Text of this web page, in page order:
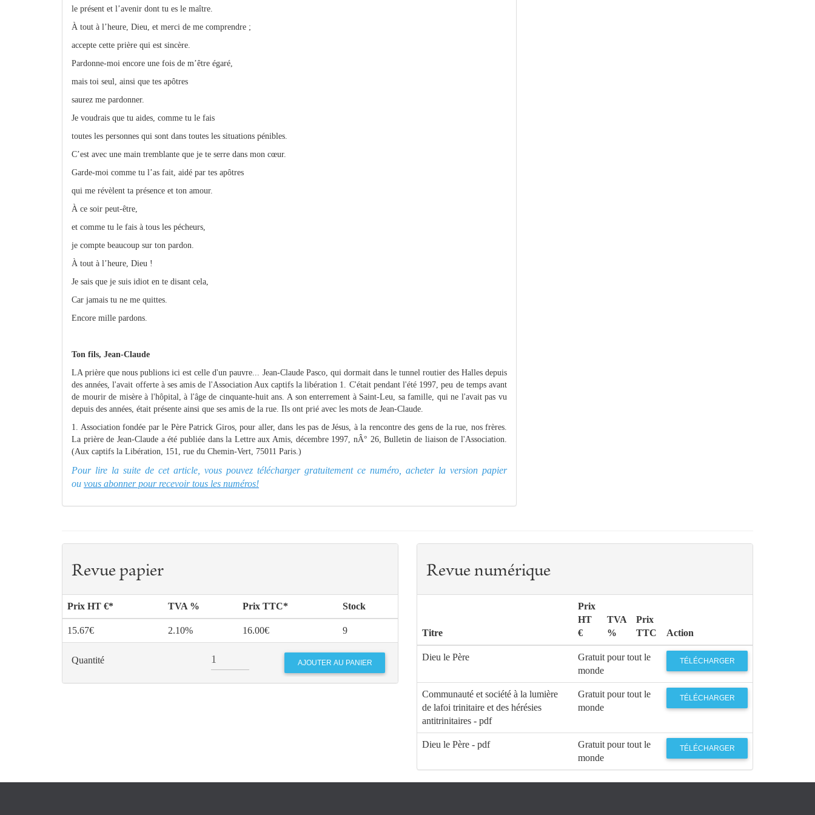
le présent et l’avenir dont tu es le maître.
À tout à l’heure, Dieu, et merci de me comprendre ;
accepte cette prière qui est sincère.
Pardonne-moi encore une fois de m’être égaré,
mais toi seul, ainsi que tes apôtres
saurez me pardonner.
Je voudrais que tu aides, comme tu le fais
toutes les personnes qui sont dans toutes les situations pénibles.
C’est avec une main tremblante que je te serre dans mon cœur.
Garde-moi comme tu l’as fait, aidé par tes apôtres
qui me révèlent ta présence et ton amour.
À ce soir peut-être,
et comme tu le fais à tous les pécheurs,
je compte beaucoup sur ton pardon.
À tout à l’heure, Dieu !
Je sais que je suis idiot en te disant cela,
Car jamais tu ne me quittes.
Encore mille pardons.
Ton fils, Jean-Claude
LA prière que nous publions ici est celle d'un pauvre... Jean-Claude Pasco, qui dormait dans le tunnel routier des Halles depuis
des années, l'avait offerte à ses amis de l'Association Aux captifs la libération 1. C'était pendant l'été 1997, peu de temps avant
de mourir de misère à l'hôpital, à l'âge de cinquante-huit ans. A son enterrement à Saint-Leu, sa famille, qui ne l'avait pas vu
depuis des années, était présente ainsi que ses amis de la rue. Ils ont prié avec les mots de Jean-Claude.
1. Association fondée par le Père Patrick Giros, pour aller, dans les pas de Jésus, à la rencontre des gens de la rue, nos frères.
La prière de Jean-Claude a été publiée dans la Lettre aux Amis, décembre 1997, nÂ° 26, Bulletin de liaison de l'Association.
(Aux captifs la Libération, 151, rue du Chemin-Vert, 75011 Paris.)
Pour lire la suite de cet article, vous pouvez télécharger gratuitement ce numéro, acheter la version papier
ou vous abonner pour recevoir tous les numéros!
Revue papier
Prix HT €* TVA % Prix TTC* Stock
15.67€ 2.10% 16.00€ 9
Quantité
Revue numérique
Titre
Prix
HT
€
TVA
%
Prix
TTC
Action
Dieu le Père
Gratuit pour tout le
monde
TÉLÉCHARGER
Communauté et société à la lumière
de lafoi trinitaire et des hérésies
antitrinitaires - pdf
Gratuit pour tout le
monde
TÉLÉCHARGER
Dieu le Père - pdf
Gratuit pour tout le
monde
TÉLÉCHARGER